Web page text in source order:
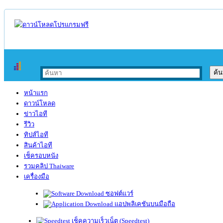
หน้าแรก
ดาวน์โหลด
ข่าวไอที
รีวิว
ทิปส์ไอที
สินค้าไอที
เช็ครอบหนัง
รวมคลิป Thaiware
เครื่องมือ
ซอฟต์แวร์
แอปพลิเคชันบนมือถือ
เช็คความเร็วเน็ต (Speedtest)